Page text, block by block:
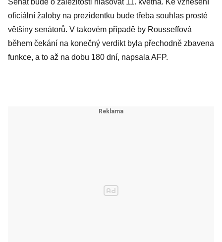
Senát bude o záležitosti hlasovat 11. května. Ke vznesení
oficiální žaloby na prezidentku bude třeba souhlas prosté
většiny senátorů. V takovém případě by Rousseffová
během čekání na konečný verdikt byla přechodně zbavena
funkce, a to až na dobu 180 dní, napsala AFP.